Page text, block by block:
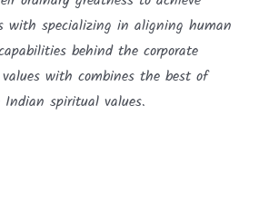
with specializing in aligning human
behind the corporate
with combines the best of
spiritual values.